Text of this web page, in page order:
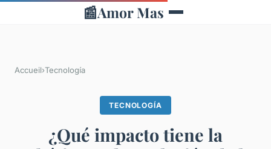
📰Amor Mas
Accueil›Tecnología
TECNOLOGÍA
¿Qué impacto tiene la